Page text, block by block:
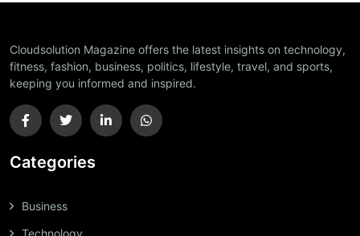
Cloudsolution Magazine offers the latest insights on technology,
fitness, fashion, business, politics, lifestyle, travel, and sports,
keeping you informed and inspired.
Categories
Business